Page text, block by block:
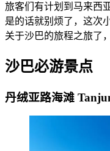
旅客们有计划到马来西
是的话就别烦了，这次
关于沙巴的旅程之旅了
沙巴必游景点
丹绒亚路海滩